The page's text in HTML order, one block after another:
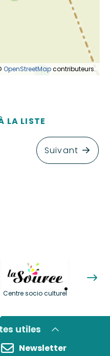
OpenStreetMapcontributeurs.
LA LISTE
Suivant
Centre socio culturel
utiles
Newsletter